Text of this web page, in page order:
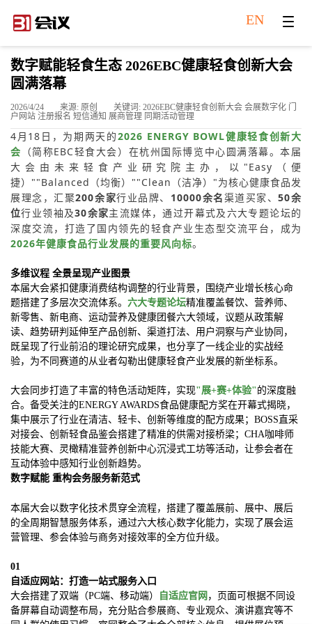
EN
数字赋能轻食生态 2026EBC健康轻食创新大会
圆满落幕
2026/4/24 来源: 原创
关键词: 2026EBC健康轻食创新大会 会展数字化 门
户网站 注册报名 短信通知 展商管理 同期活动管理
4月18日，为期两天的2026 ENERGY BOWL健康轻食创新大
会 （简称EBC轻食大会）在杭州国际博览中心圆满落幕。本届
大会由未来轻食产业研究院主办，以 "Easy（便
捷）""Balanced（均衡）""Clean（洁净）"为核心健康食品发
展理念，汇聚200余家行业品牌、 10000余名渠道买家、50余
位行业领袖及30余家主流媒体，通过开幕式及六大专题论坛的
深度交流，打造了国内领先的轻食产业生态型交流平台，成为
2026年健康食品行业发展的重要风向标。
多维议程 全景呈现产业图景
本届大会紧扣健康消费结构调整的行业背景，围绕产业增长核心命
题搭建了多层次交流体系。 六大专题论坛精准覆盖餐饮、营养师、
新零售、新电商、运动营养及健康团餐六大领域，议题从政策解
读、趋势研判延伸至产品创新、渠道打法、用户洞察与产业协同，
既呈现了行业前沿的理论研究成果，也分享了一线企业的实战经
验，为不同赛道的从业者勾勒出健康轻食产业发展的新坐标系。
大会同步打造了丰富的特色活动矩阵，实现"展+赛+体验"的深度融
合。备受关注的ENERGY AWARDS食品健康配方奖在开幕式揭晓，
集中展示了行业在清洁、轻卡、创新等维度的配方成果； BOSS直采
对接会、创新轻食品鉴会搭建了精准的供需对接桥梁； CHA咖啡师
技能大赛、灵橄精准营养创新中心沉浸式工坊等活动，让参会者在
互动体验中感知行业创新趋势。
数字赋能 重构会务服务新范式
本届大会以数字化技术贯穿全流程，搭建了覆盖展前、展中、展后
的全周期智慧服务体系，通过六大核心数字化能力，实现了展会运
营管理、参会体验与商务对接效率的全方位升级。
01
自适应网站：打造一站式服务入口
大会搭建了双端（PC端、移动端）
自适应官网 ，页面可根据不同设
备屏幕自动调整布局，充分贴合参展商、专业观众、演讲嘉宾等不